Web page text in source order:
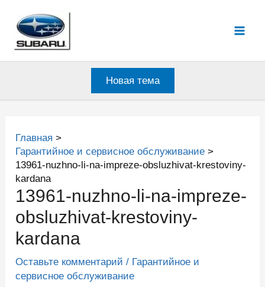
содержимому
Новая тема
Главная
Гарантийное и сервисное обслуживание
13961-nuzhno-li-na-impreze-obsluzhivat-krestoviny-
kardana
13961-nuzhno-li-na-impreze-
obsluzhivat-krestoviny-
kardana
Оставьте комментарий / Гарантийное и
сервисное обслуживание